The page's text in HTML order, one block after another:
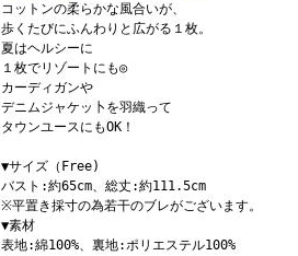
コットンの柔らかな風合いが、
歩くたびにふんわりと広がる１枚。
夏はヘルシーに
１枚でリゾートにも◎
カーディガンや
デニムジャケッ卜を羽織って
タウンユースにもOK！
▼サイズ（Free)
バスト:約65cm、総丈:約111.5cm
※平置き採寸の為若干のブレがございます。
▼素材
表地:綿100%、裏地:ポリエステル100%